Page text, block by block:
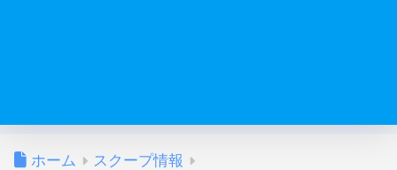
ホーム スクープ情報